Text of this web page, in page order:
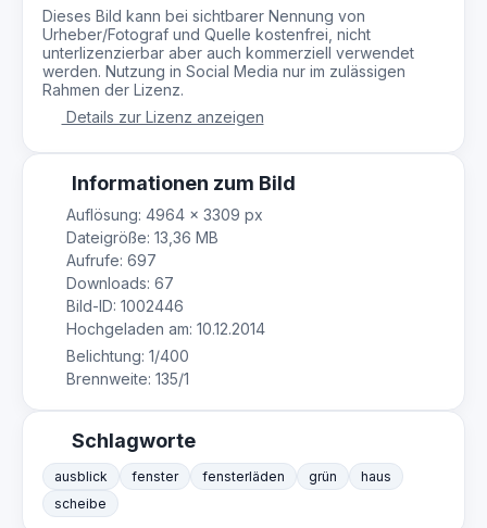
Dieses Bild kann bei sichtbarer Nennung von
Urheber/Fotograf und Quelle kostenfrei, nicht
unterlizenzierbar aber auch kommerziell verwendet
werden. Nutzung in Social Media nur im zulässigen
Rahmen der Lizenz.
Details zur Lizenz anzeigen
Informationen zum Bild
Auflösung: 4964 × 3309 px
Dateigröße: 13,36 MB
Aufrufe: 697
Downloads: 67
Bild-ID: 1002446
Hochgeladen am: 10.12.2014
Belichtung: 1/400
Brennweite: 135/1
Schlagworte
ausblick fenster fensterläden grün
haus
scheibe